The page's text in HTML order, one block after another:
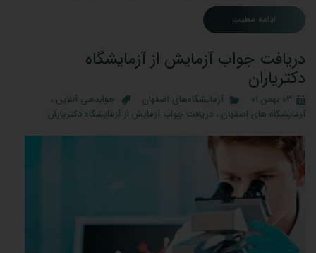
ادامه مطلب
دریافت جواب آزمایش از آزمایشگاه
دکتریاران
۰۳ بهمن ۰۱ آزمایشگاه‌های اصفهان جوابدهی آنلاین ،
آزمایشگاه های اصفهان ، دریافت جواب آزمایش از آزمایشگاه دکتریاران